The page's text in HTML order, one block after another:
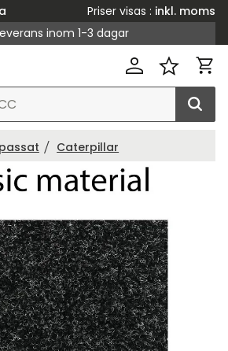
Priser visas
inkl. moms
inom 1-3 dagar
Caterpillar